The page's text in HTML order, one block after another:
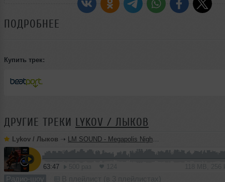
ПОДРОБНЕЕ
Купить трек:
ДРУГИЕ ТРЕКИ LYKOV / ЛЫКОВ
Lykov / Лыков ➝ LM SOUND - Megapolis Night 28.07.2026
63:47
Радио-шоу